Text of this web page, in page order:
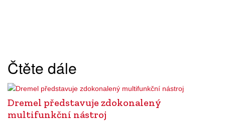
Čtěte dále
Dremel představuje zdokonalený
multifunkční nástroj